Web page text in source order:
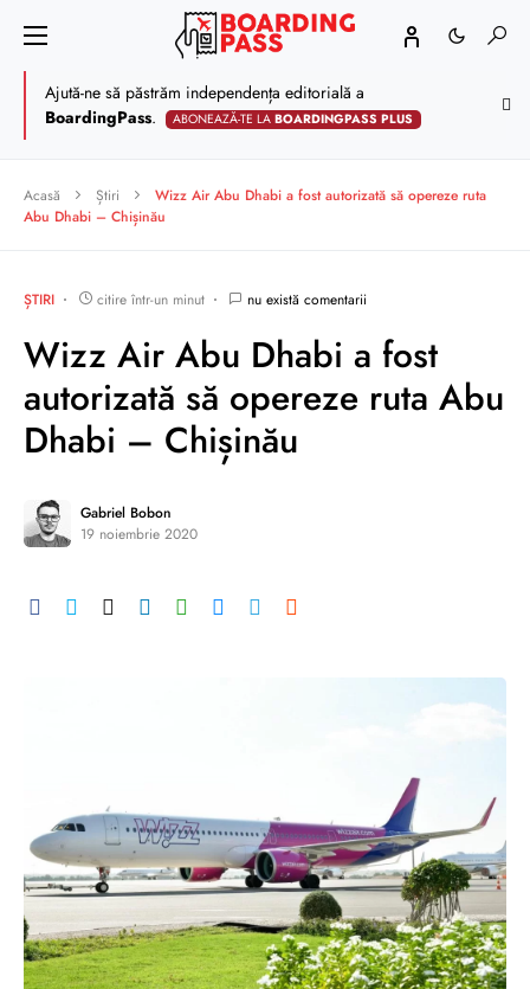
Ajută-ne să păstrăm independența editorială a
BoardingPass. ABONEAZĂ-TE LABOARDINGPASS PLUS
Acasă Știri
Wizz Air Abu Dhabi a fost autorizată să opereze ruta
Abu Dhabi – Chișinău
ȘTIRI citire într-un minut nu există comentarii
Wizz Air Abu Dhabi a fost
autorizată să opereze ruta Abu
Dhabi – Chișinău
Gabriel Bobon
19 noiembrie 2020